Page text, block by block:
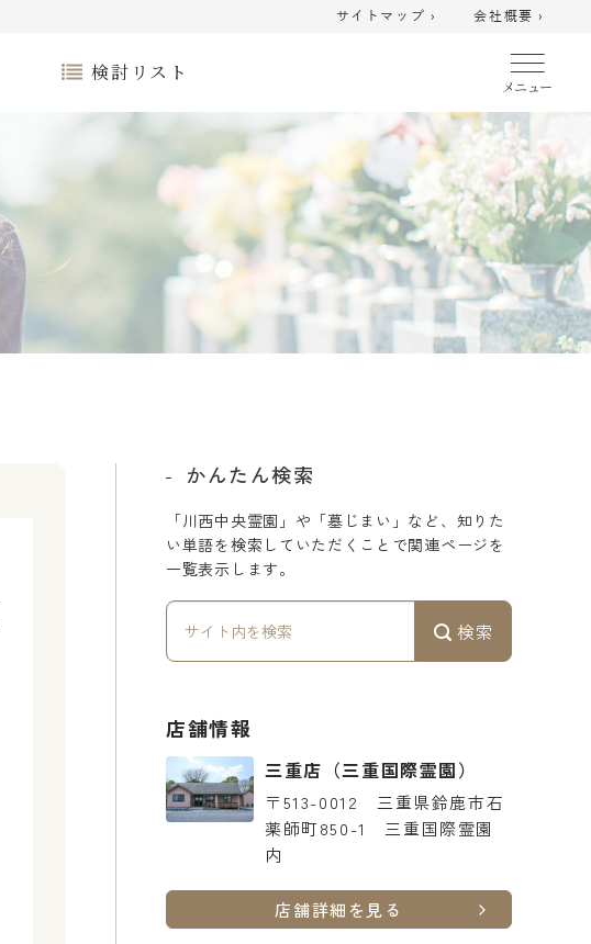
サイトマップ › 会社概要 ›
検討リスト
かんたん検索
「川西中央霊園」や「墓じまい」など、知りた
い単語を検索していただくことで関連ページを
一覧表示します。
検索
店舗情報
三重店 （三重国際霊園）
〒513-0012 三重県鈴鹿市石
薬師町850-1 三重国際霊園
内
店舗詳細を見る